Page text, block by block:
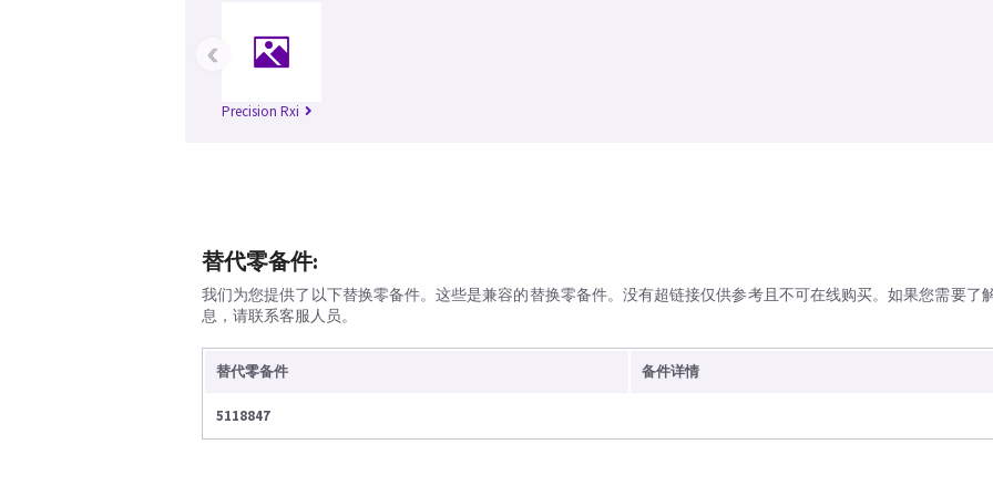
Precision Rxi
‹
替代零备件:
我们为您提供了以下替换零备件。这些是兼容的替换零备件。没有超链接仅供参考且不可在线购买。如果您需要了
息，请联系客服人员。
替代零备件 备件详情
5118847